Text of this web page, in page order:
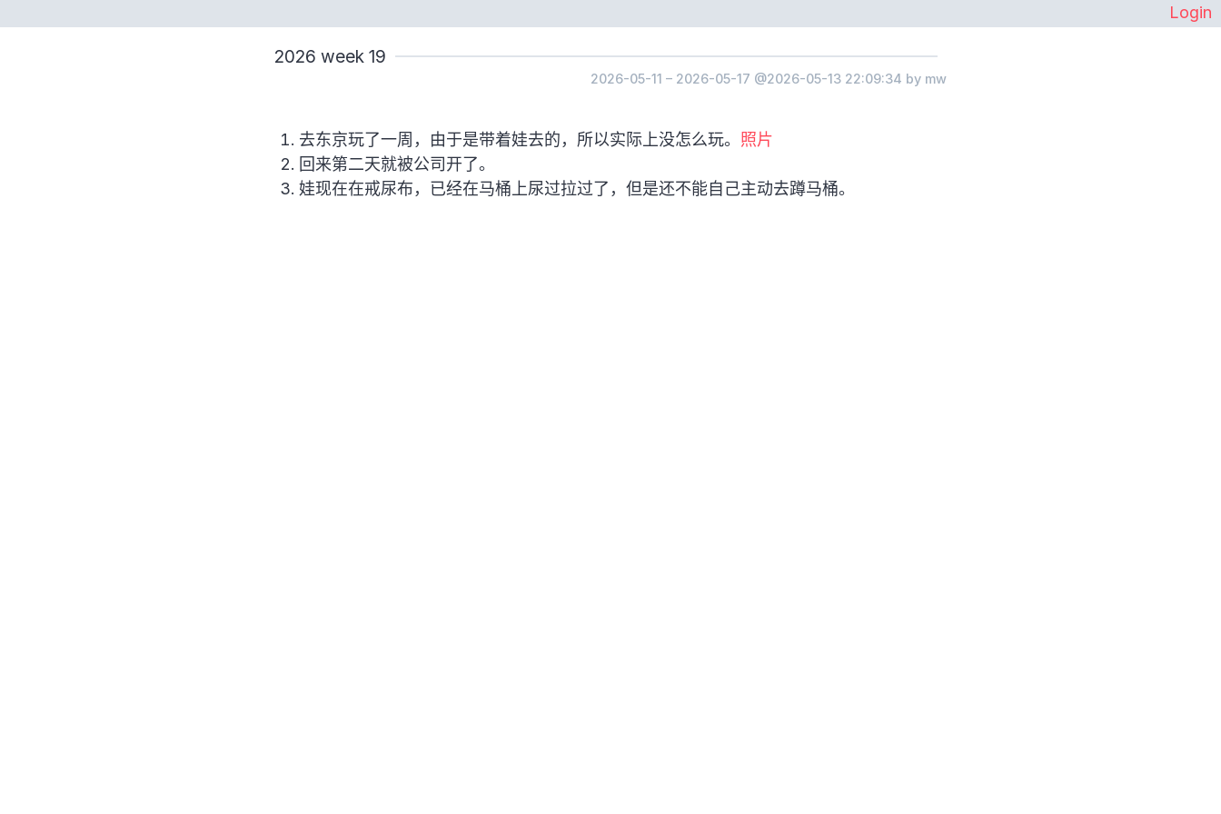
Login
2026 week 19
2026-05-11 – 2026-05-17 @2026-05-13 22:09:34 by mw
去东京玩了一周，由于是带着娃去的，所以实际上没怎么玩。 照片
回来第二天就被公司开了。
娃现在在戒尿布，已经在马桶上尿过拉过了，但是还不能自己主动去蹲马桶。